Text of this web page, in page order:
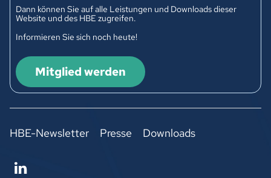
Dann können Sie auf alle Leistungen und Downloads dieser
Website und des HBE zugreifen.
Informieren Sie sich noch heute!
Mitglied werden
HBE-Newsletter Presse Downloads